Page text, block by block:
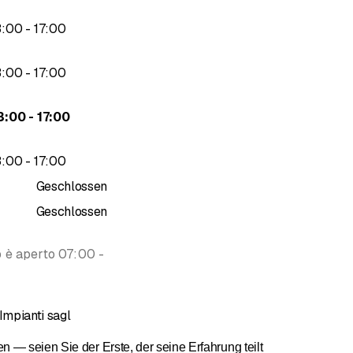
:00 - bis
17:00
:00 - bis
17:00
:00 - bis
17:00
:00 - bis
17:00
Geschlossen
Geschlossen
è aperto 07:00 -
sagl
— seien Sie der Erste, der seine Erfahrung teilt